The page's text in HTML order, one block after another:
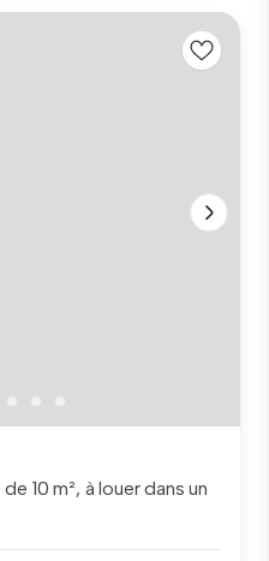
10 m², à louer dans un